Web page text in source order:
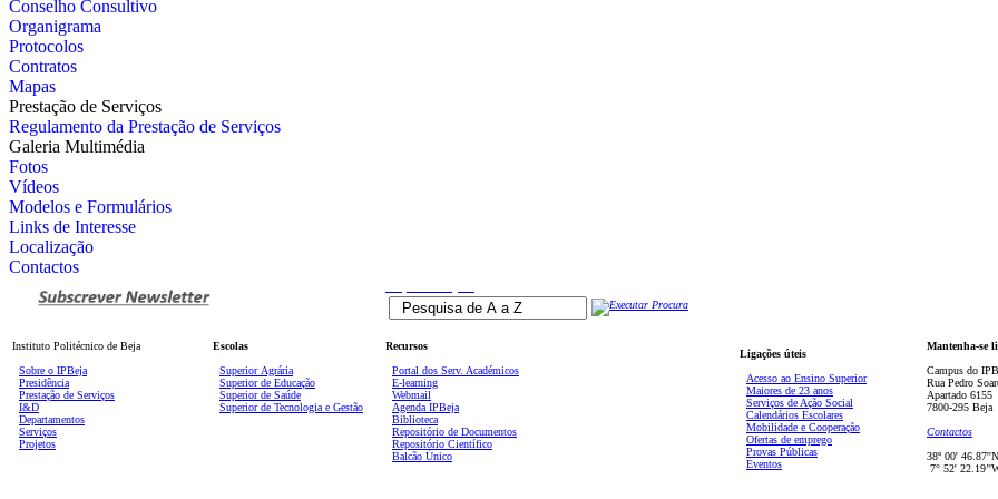
Conselho Consultivo
Organigrama
Protocolos
Contratos
Mapas
Prestação de Serviços
Regulamento da Prestação de Serviços
Galeria Multimédia
Fotos
Vídeos
Modelos e Formulários
Links de Interesse
Localização
Contactos
Instituto Politécnico de Beja
Sobre o IPBeja
Presidência
Prestação de Serviços
I&D
Departamentos
Serviços
Projetos
Escolas
Superior Agrária
Superior de Educação
Superior de Saúde
Superior de Tecnologia e Gestão
Recursos
Portal dos Serv. Académicos
E-learning
Webmail
Agenda IPBeja
Biblioteca
Repositório de Documentos
Repositório Científico
Balcão Único
Ligações úteis
Acesso ao Ensino Superior
Maiores de 23 anos
Serviços de Ação Social
Calendários Escolares
Mobilidade e Cooperação
Ofertas de emprego
Provas Públicas
Eventos
Mantenha-se
Campus do
Rua Pedro
Apartado 6155
7800-295 Beja
Contactos
38º 00' 46.87''N
7° 52'